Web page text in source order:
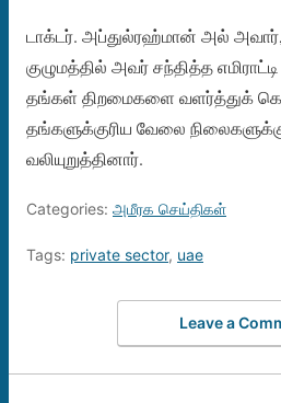
டாக்டர். அப்துல்ரஹ்மான் அல் அவார்,
குழுமத்தில் அவர் சந்தித்த
தங்கள் திறமைகளை வளர்த்துக்
தங்களுக்குரிய வேலை
வலியுறுத்தினார்.
Categories: அமீரக செய்திகள்
Tags: private sector, uae
Leave a